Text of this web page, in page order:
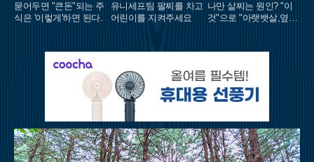
묻어두면 "큰돈"되는 주
식은 '이렇게'하면 된다.
유니세프팀 팔찌를 차고
어린이를 지켜주세요
나만 살찌는 원인? "이
것"으로 "아랫뱃살,옆구